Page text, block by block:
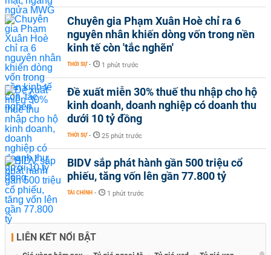
Chuyên gia Phạm Xuân Hoè chỉ ra 6
nguyên nhân khiến dòng vốn trong nền
kinh tế còn 'tắc nghẽn'
THỜI SỰ - 1 phút trước
Đề xuất miễn 30% thuế thu nhập cho hộ
kinh doanh, doanh nghiệp có doanh thu
dưới 10 tỷ đồng
THỜI SỰ - 25 phút trước
BIDV sắp phát hành gần 500 triệu cổ
phiếu, tăng vốn lên gần 77.800 tỷ
TÀI CHÍNH - 1 phút trước
LIÊN KẾT NỔI BẬT